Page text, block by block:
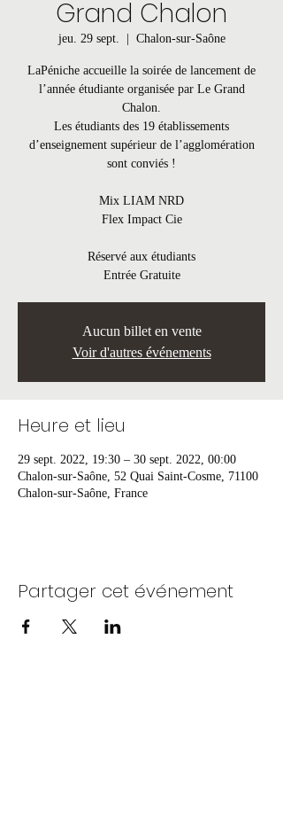
Grand Chalon
jeu. 29 sept.
  |
Chalon-sur-Saône
LaPéniche accueille la soirée de lancement de
l’année étudiante organisée par Le Grand
Chalon.
Les étudiants des 19 établissements
d’enseignement supérieur de l’agglomération
sont conviés !
Mix LIAM NRD
Flex Impact Cie
Réservé aux étudiants
Entrée Gratuite
Aucun billet en vente
Voir d'autres événements
Heure et lieu
29 sept. 2022, 19:30 – 30 sept. 2022, 00:00
Chalon-sur-Saône, 52 Quai Saint-Cosme, 71100
Chalon-sur-Saône, France
Partager cet événement